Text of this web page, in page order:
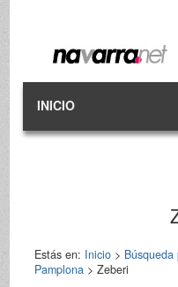
INICIO
Estás en: Inicio>
Pamplona> Zeberi